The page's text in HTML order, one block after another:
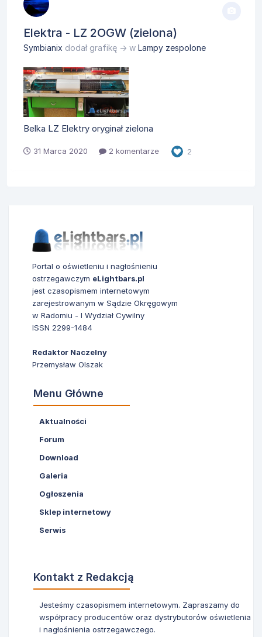
Elektra - LZ 2OGW (zielona)
Symbianix dodał grafikę → w Lampy zespolone
Belka LZ Elektry oryginał zielona
31 Marca 2020 2 komentarze 2
Portal o oświetleniu i nagłośnieniu
ostrzegawczym eLightbars.pl
jest czasopismem internetowym
zarejestrowanym w Sądzie Okręgowym
w Radomiu - I Wydział Cywilny
ISSN 2299-1484
Redaktor Naczelny
Przemysław Olszak
Menu Główne
Aktualności
Forum
Download
Galeria
Ogłoszenia
Sklep internetowy
Serwis
Kontakt z Redakcją
Jesteśmy czasopismem internetowym. Zapraszamy do
współpracy producentów oraz dystrybutorów oświetlenia
i nagłośnienia ostrzegawczego.